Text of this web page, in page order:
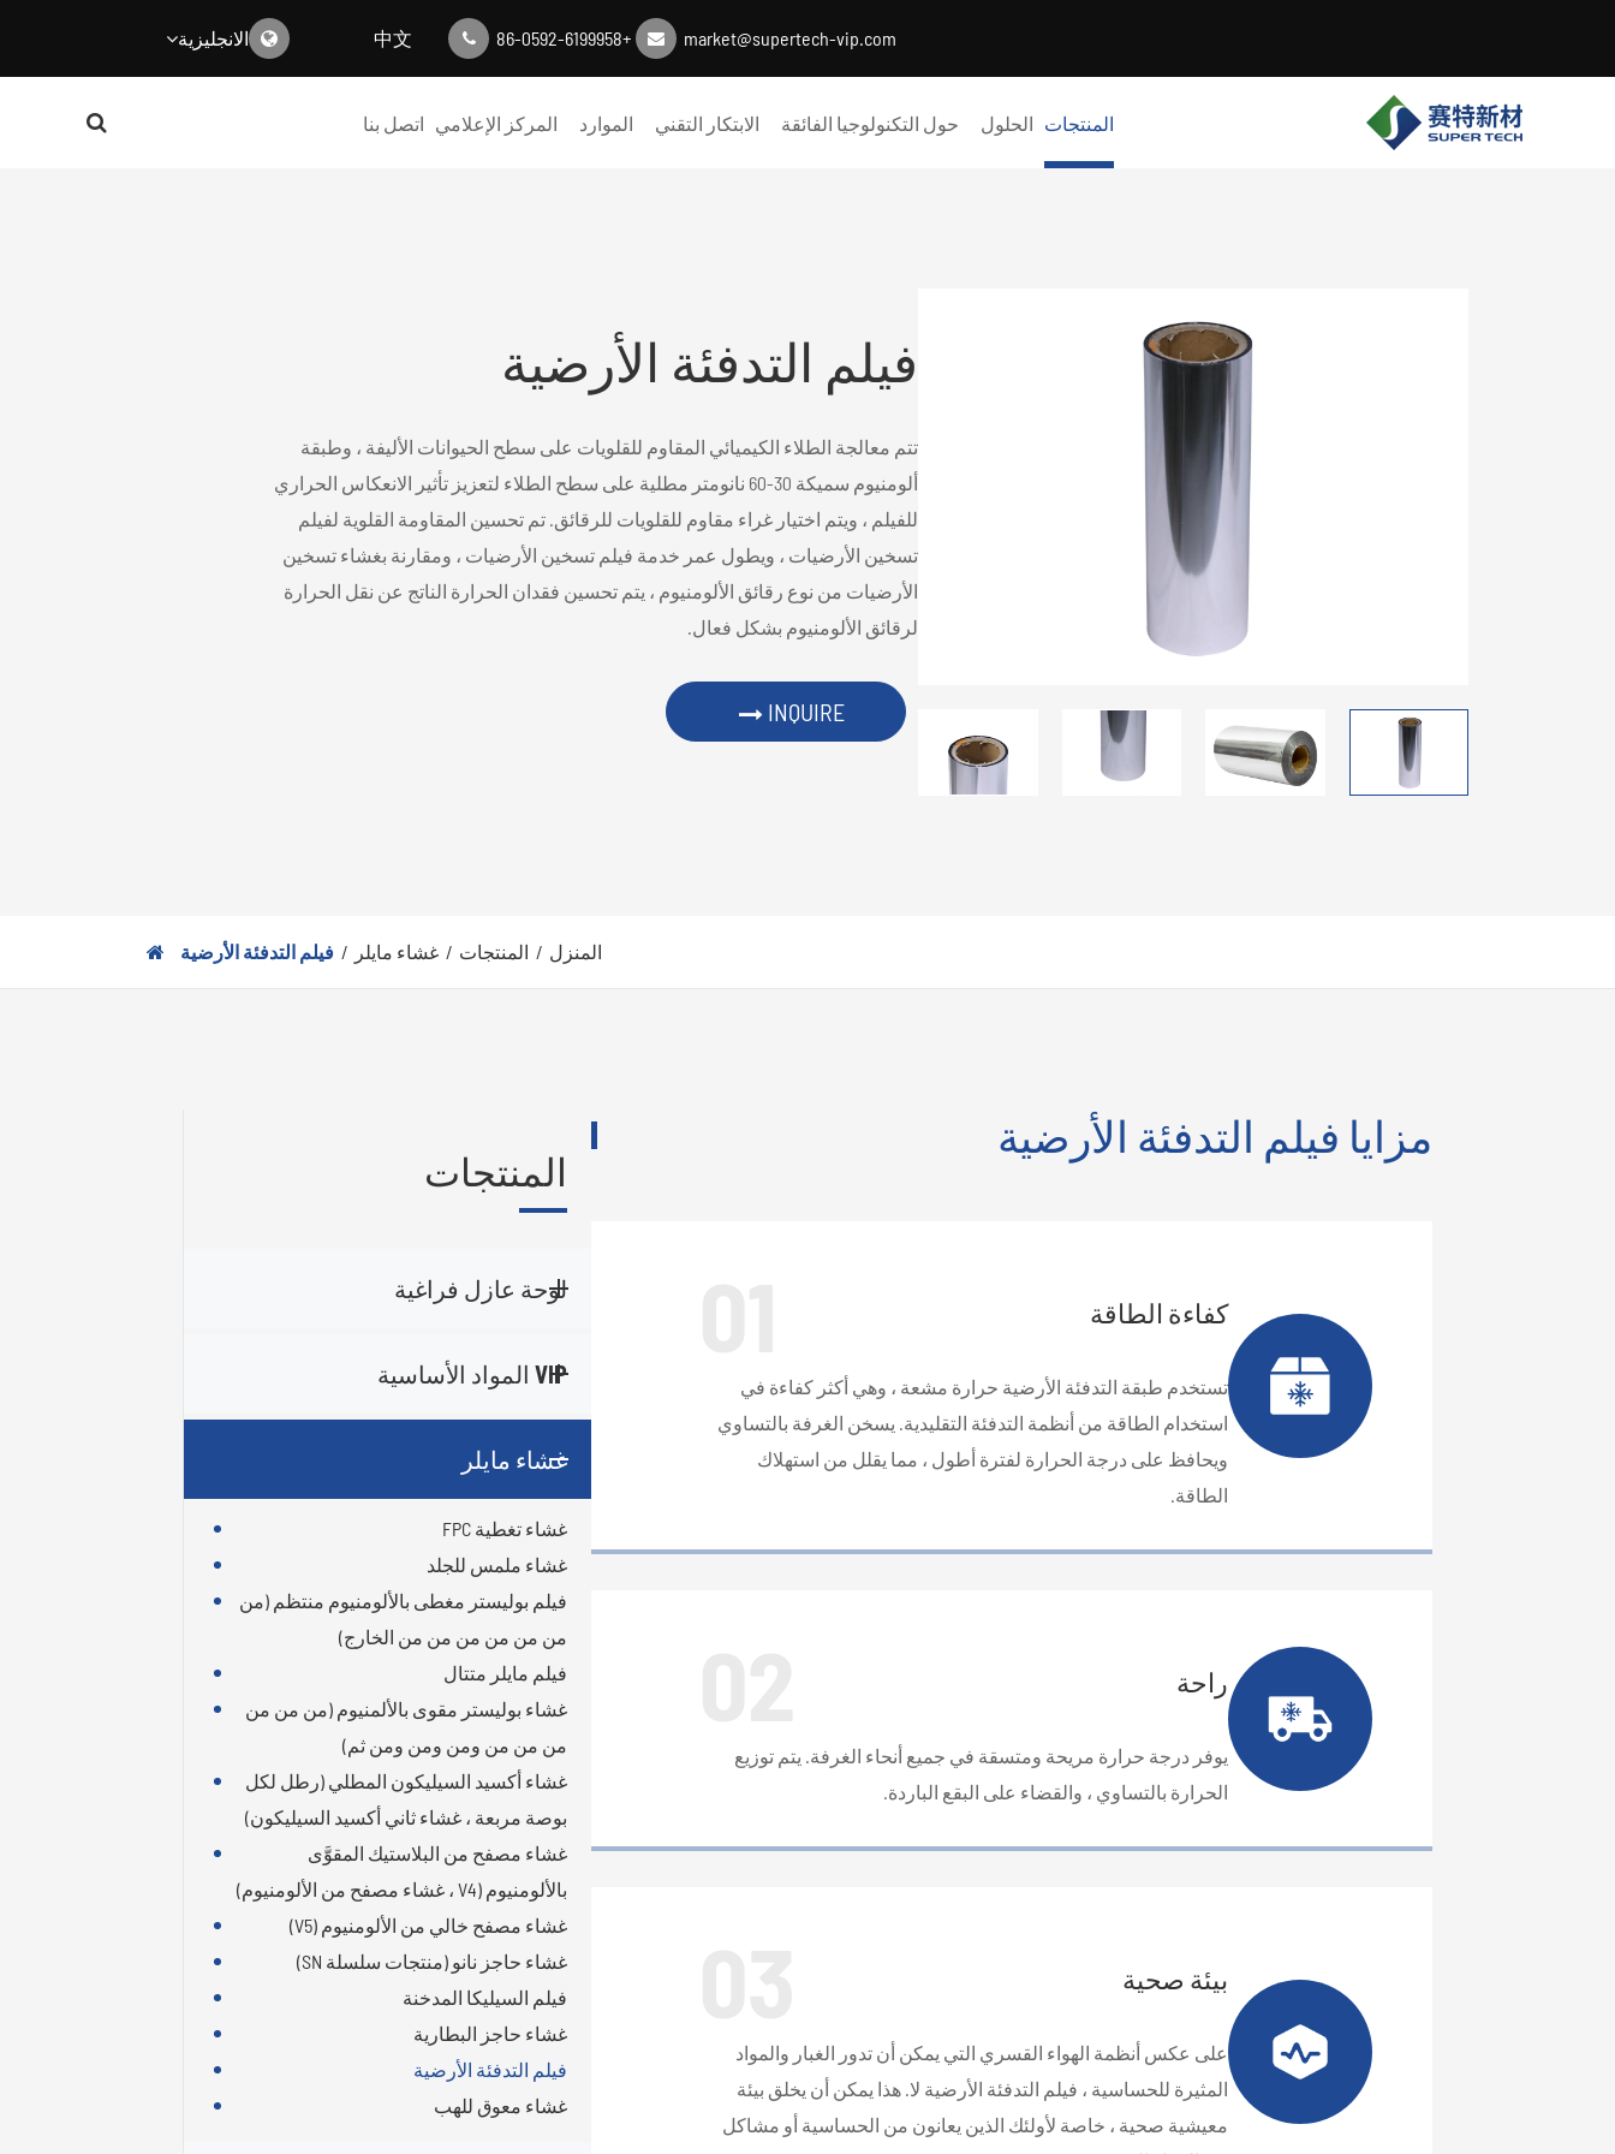
market@supertech-vip.com
+86-0592-6199958
中文 الانجليزية
المنتجات الحلول حول التكنولوجيا الفائقة الابتكار التقني الموارد المركز الإعلامي اتصل بنا
فيلم التدفئة الأرضية
تتم معالجة الطلاء الكيميائي المقاوم للقلويات على سطح الحيوانات الأليفة ، وطبقة
ألومنيوم سميكة 30-60 نانومتر مطلية على سطح الطلاء لتعزيز تأثير الانعكاس الحراري
للفيلم ، ويتم اختيار غراء مقاوم للقلويات للرقائق. تم تحسين المقاومة القلوية لفيلم
تسخين الأرضيات ، ويطول عمر خدمة فيلم تسخين الأرضيات ، ومقارنة بغشاء تسخين
الأرضيات من نوع رقائق الألومنيوم ، يتم تحسين فقدان الحرارة الناتج عن نقل الحرارة
لرقائق الألومنيوم بشكل فعال.
INQUIRE
المنزل المنتجات غشاء مايلر فيلم التدفئة الأرضية
مزايا فيلم التدفئة الأرضية
كفاءة الطاقة
تستخدم طبقة التدفئة الأرضية حرارة مشعة ، وهي أكثر كفاءة في
استخدام الطاقة من أنظمة التدفئة التقليدية. يسخن الغرفة بالتساوي
ويحافظ على درجة الحرارة لفترة أطول ، مما يقلل من استهلاك
الطاقة.
راحة
يوفر درجة حرارة مريحة ومتسقة في جميع أنحاء الغرفة. يتم توزيع
الحرارة بالتساوي ، والقضاء على البقع الباردة.
بيئة صحية
على عكس أنظمة الهواء القسري التي يمكن أن تدور الغبار والمواد
المثيرة للحساسية ، فيلم التدفئة الأرضية لا. هذا يمكن أن يخلق بيئة
معيشية صحية ، خاصة لأولئك الذين يعانون من الحساسية أو مشاكل
المنتجات
لوحة عازل فراغية
VIP المواد الأساسية
غشاء مايلر
غشاء تغطية FPC
غشاء ملمس للجلد
فيلم بوليستر مغطى بالألومنيوم منتظم (من
من من من من من من الخارج)
فيلم مايلر متتال
غشاء بوليستر مقوى بالألمنيوم (من من من
من من من ومن ومن ومن ثم)
غشاء أكسيد السيليكون المطلي (رطل لكل
بوصة مربعة ، غشاء ثاني أكسيد السيليكون)
غشاء مصفح من البلاستيك المقوَّى
بالألومنيوم (V4 ، غشاء مصفح من الألومنيوم)
غشاء مصفح خالي من الألومنيوم (V5)
غشاء حاجز نانو (منتجات سلسلة SN)
فيلم السيليكا المدخنة
غشاء حاجز البطارية
فيلم التدفئة الأرضية
غشاء معوق للهب